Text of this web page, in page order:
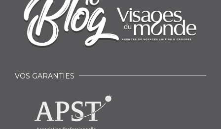
VOS GARANTIES